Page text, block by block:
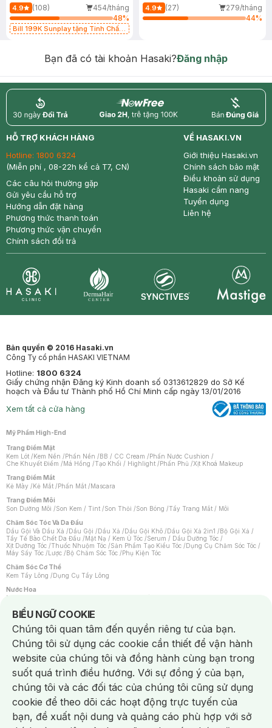
4.9 (108)
454/tháng
48%
Bill 199K Sunplay tặng Tinh Chất
4.9 (27)
279/tháng
44%
Bạn đã có tài khoản Hasaki?Đăng nhập
return nowfree price
HỖ TRỢ KHÁCH HÀNG
Hotline: 1800 6324
(Miễn phí , 08-22h kể cả T7, CN)
Các câu hỏi thường gặp
Gửi yêu cầu hỗ trợ
Hướng dẫn đặt hàng
Phương thức thanh toán
Phương thức vận chuyển
Chính sách đổi trả
VỀ HASAKI.VN
Giới thiệu Hasaki.vn
Chính sách bảo mật
Điều khoản sử dụng
Hasaki cẩm nang
Tuyển dụng
Liên hệ
Bản quyền © 2016 Hasaki.vn
Công Ty cổ phần HASAKI VIETNAM
Hotline: 1800 6324
Giấy chứng nhận Đăng ký Kinh doanh số 0313612829 do Sở Kế
hoạch và Đầu tư Thành phố Hồ Chí Minh cấp ngày 13/01/2016
Xem tất cả cửa hàng
Mỹ Phẩm High-End
Trang Điểm Mặt
Kem Lót /Kem Nền /Phấn Nền /BB / CC Cream /Phấn Nước Cushion /
Che Khuyết Điểm /Má Hồng /Tạo Khối / Highlight /Phấn Phủ /Xịt Khoá Makeup
Trang Điểm Mắt
Kẻ Mày /Kẻ Mắt /Phấn Mắt /Mascara
Trang Điểm Môi
Son Dưỡng Môi /Son Kem / Tint /Son Thỏi /Son Bóng /Tẩy Trang Mắt / Môi
Chăm Sóc Tóc Và Da Đầu
Dầu Gội Và Dầu Xả /Dầu Gội /Dầu Xả /Dầu Gội Khô /Dầu Gội Xả 2in1 /Bộ Gội Xả /
Tẩy Tế Bào Chết Da Đầu /Mặt Nạ / Kem Ủ Tóc /Serum / Dầu Dưỡng Tóc /
Xịt Dưỡng Tóc /Thuốc Nhuộm Tóc /Sản Phẩm Tạo Kiểu Tóc /Dụng Cụ Chăm Sóc Tóc /
Máy Sấy Tóc /Lược /Bộ Chăm Sóc Tóc /Phụ Kiện Tóc
Chăm Sóc Cơ Thể
Kem Tẩy Lông /Dụng Cụ Tẩy Lông
Nước Hoa
Nước Hoa Nữ
Chăm Sóc Cá Nhân
Chống Muỗi /Khẩu Trang /Máy Massage/Mặt Nạ Xông Hơi /Nước Rửa Tay/
Sản Phẩm Chăm Sóc Khác /Bàn Chải Đánh Răng /Bàn Chải Điện/
Hỗ Trợ Trắng Răng/Kem Đánh Răng /Máy Tăm Nước/ Nước Súc Miệng/
Tăm / Chỉ Nha Khoa/ Xịt Thơm Miệng / Dung Dịch Vệ Sinh/Dưỡng Vùng Kín/
Khăn Ướt Vệ Sinh Vùng Kín/Băng Vệ Sinh/Tampon/Bọt Cạo Râu /Dao Cạo Râu/
Máy Cạo Râu
Vấn Đề Về Da
Da Dầu / Lỗ Chân Lông To/ Da Khô / Mất Nước/ Da Lão Hóa/ Da Mụn/
Da Nhạy Cảm / Kích Ứng
Da Xỉn Màu Thâm / Nám / Tàn Nhang
Quầng Thâm & Bọng Mắt /Sẹo /Viêm Da Cơ Địa
Dụng Cụ / Phụ Kiện Chăm Sóc Da
Bông Tẩy Trang
Khăn Lau Mặt Khô Dụng Cụ / Máy Rửa Mặt Máy Chăm Sóc Da
BIỂU NGỮ COOKIE
Notice about cookies usage
Chúng tôi quan tâm đến quyền riêng tư của bạn.
Chúng tôi sử dụng các cookie cần thiết để vận hành
website của chúng tôi và đồng hành cùng bạn trong
suốt quá trình điều hướng. Với sự đồng ý của bạn,
chúng tôi và các đối tác của chúng tôi cũng sử dụng
cookie để theo dõi các hoạt động trực tuyến của
bạn, đề xuất nội dung và quảng cáo phù hợp với sở